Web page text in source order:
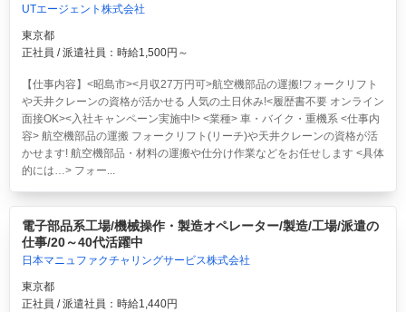
UTエージェント株式会社
東京都
正社員 / 派遣社員：時給1,500円～
【仕事内容】<昭島市><月収27万円可>航空機部品の運搬!フォークリフト
や天井クレーンの資格が活かせる 人気の土日休み!<履歴書不要 オンライン
面接OK><入社キャンペーン実施中!> <業種> 車・バイク・重機系 <仕事内
容> 航空機部品の運搬 フォークリフト(リーチ)や天井クレーンの資格が活
かせます! 航空機部品・材料の運搬や仕分け作業などをお任せします <具体
的には…> フォー...
電子部品系工場/機械操作・製造オペレーター/製造/工場/派遣の
仕事/20～40代活躍中
日本マニュファクチャリングサービス株式会社
東京都
正社員 / 派遣社員：時給1,440円